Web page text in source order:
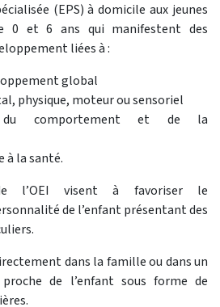
(EPS) à domicile aux jeunes
0 et 6 ans qui manifestent des
liées à :
global
physique, moteur ou sensoriel
comportement et de la
à la santé.
l’OEI visent à favoriser le
de l’enfant présentant des
dans la famille ou dans un
de l’enfant sous forme de